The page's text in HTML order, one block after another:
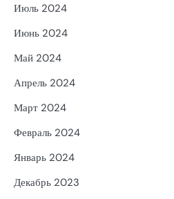
Июль 2024
Июнь 2024
Май 2024
Апрель 2024
Март 2024
Февраль 2024
Январь 2024
Декабрь 2023